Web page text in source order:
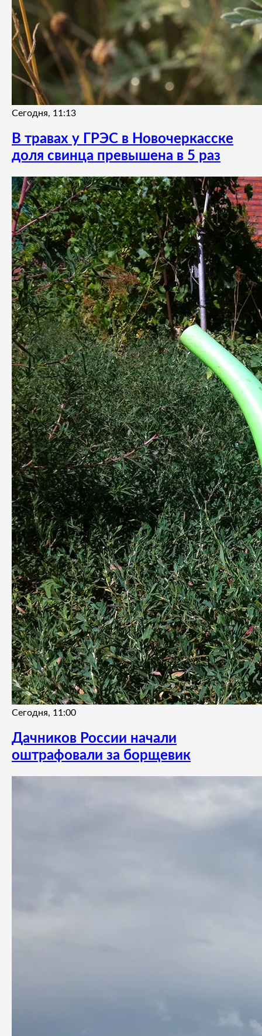
Сегодня, 11:13
В травах у ГРЭС в Новочеркасске
доля свинца превышена в 5 раз
Сегодня, 11:00
Дачников России начали
оштрафовали за борщевик